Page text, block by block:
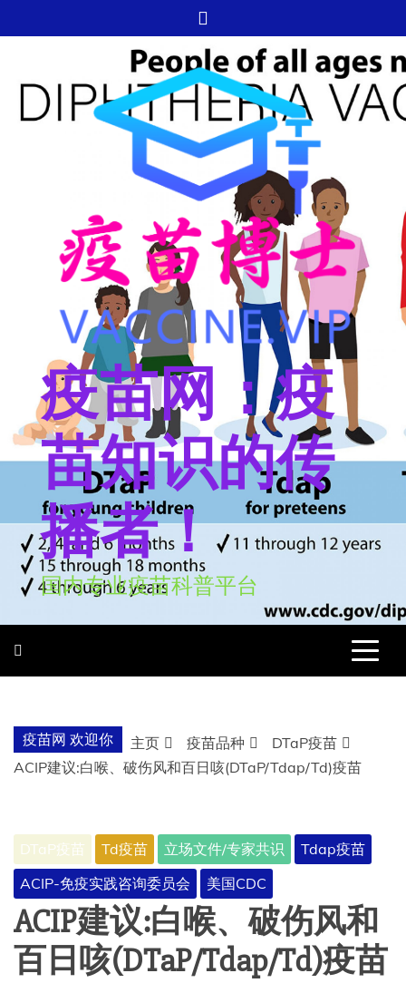
至
疫苗网：疫
苗知识的传
播者！
国内专业疫苗科普平台
疫苗网 欢迎你 主页 疫苗品种
DTaP疫苗
ACIP建议:白喉、破伤风和百日咳(DTaP/Tdap/Td)疫苗
DTaP疫苗 Td疫苗 立场文件/专家共识
Tdap疫苗
ACIP-免疫实践咨询委员会
美国CDC
ACIP建议:白喉、破伤风和
百日咳(DTaP/Tdap/Td)疫苗